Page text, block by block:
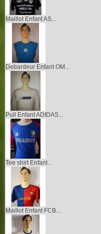
Maillot Enfant AS...
Debardeur Enfant OM...
Pull Enfant ADIDAS...
Tee shirt Enfant...
Maillot Enfant FCB...